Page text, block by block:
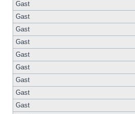
Gast
Gast
Gast
Gast
Gast
Gast
Gast
Gast
Gast